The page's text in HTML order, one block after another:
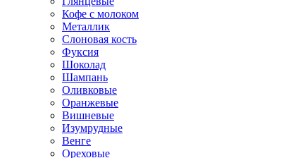
Кофе с молоком
Металлик
Слоновая кость
Фуксия
Шоколад
Шампань
Оливковые
Оранжевые
Вишневые
Изумрудные
Венге
Ореховые